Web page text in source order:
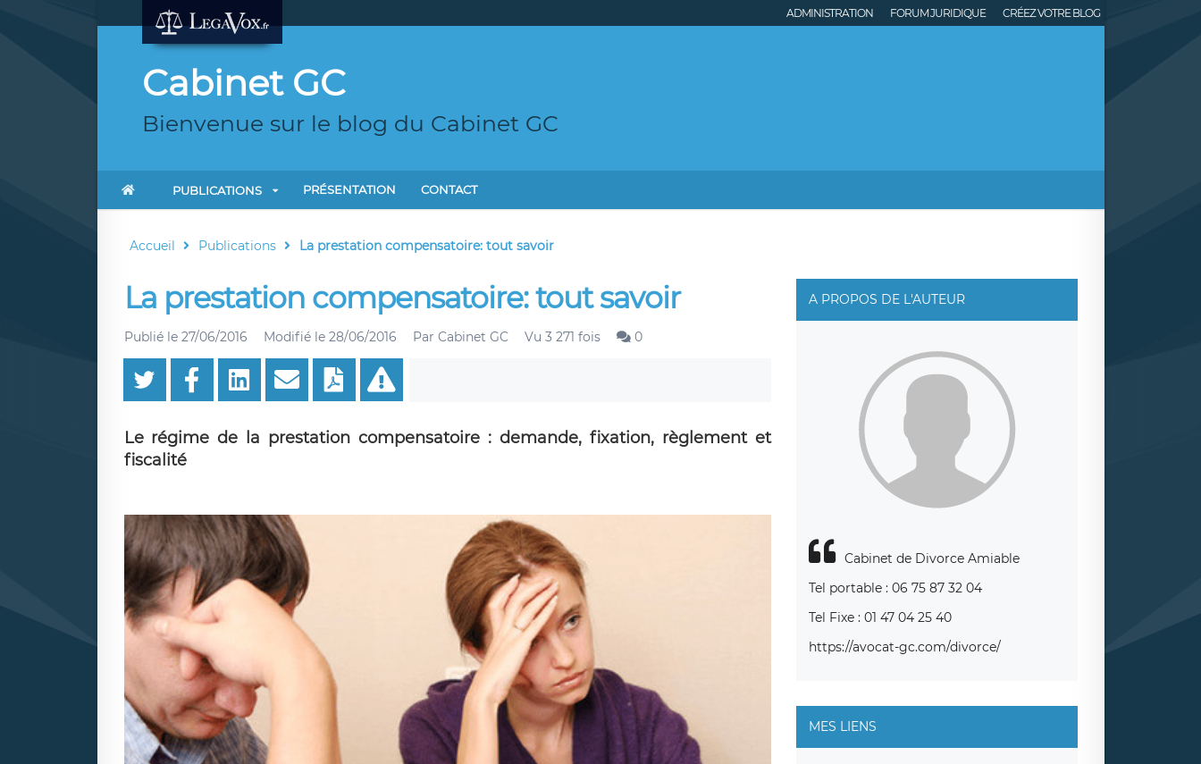
ADMINISTRATION FORUM JURIDIQUE CRÉEZ VOTRE BLOG
Cabinet GC
Bienvenue sur le blog du Cabinet GC
PUBLICATIONS PRÉSENTATION CONTACT
Accueil Publications La prestation compensatoire: tout savoir
La prestation compensatoire: tout savoir
Publié le 27/06/2016 Modifié le 28/06/2016 Par Cabinet GC Vu 3 271 fois 0
Le régime de la prestation compensatoire : demande, fixation, règlement et
fiscalité
A PROPOS DE L'AUTEUR
Cabinet de Divorce Amiable
Tel portable : 06 75 87 32 04
Tel Fixe : 01 47 04 25 40
https://avocat-gc.com/divorce/
MES LIENS